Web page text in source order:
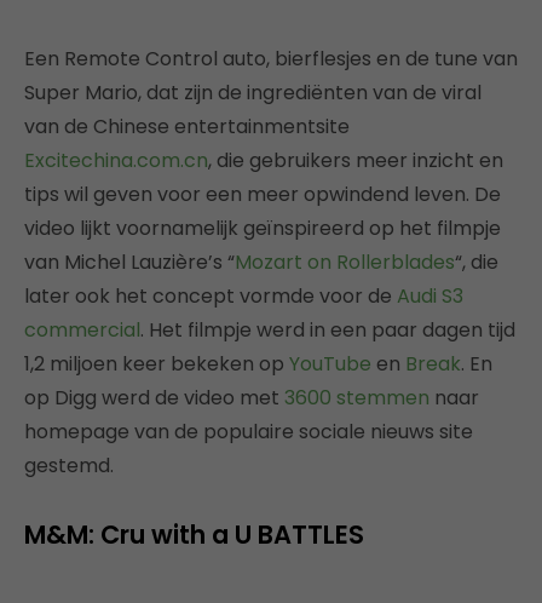
Een Remote Control auto, bierflesjes en de tune van
Super Mario, dat zijn de ingrediënten van de viral
van de Chinese entertainmentsite
Excitechina.com.cn, die gebruikers meer inzicht en
tips wil geven voor een meer opwindend leven. De
video lijkt voornamelijk geïnspireerd op het filmpje
van Michel Lauzière’s “Mozart on Rollerblades“, die
later ook het concept vormde voor de Audi S3
commercial. Het filmpje werd in een paar dagen tijd
1,2 miljoen keer bekeken op YouTube en Break. En
op Digg werd de video met 3600 stemmen naar
homepage van de populaire sociale nieuws site
gestemd.
M&M: Cru with a U BATTLES